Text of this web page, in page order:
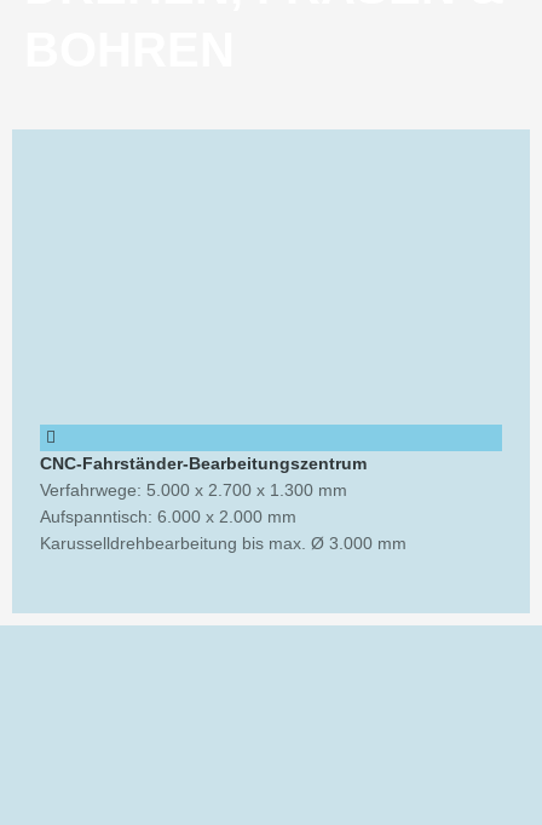
CNC-Fahrständer-Bearbeitungszentrum
Verfahrwege: 5.000 x 2.700 x 1.300 mm
Aufspanntisch: 6.000 x 2.000 mm
Karusselldrehbearbeitung bis max. Ø 3.000 mm